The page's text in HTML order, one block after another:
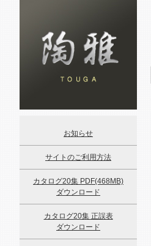
お知らせ
サイトのご利用方法
カタログ20集 PDF(468MB)
ダウンロード
カタログ20集 正誤表
ダウンロード